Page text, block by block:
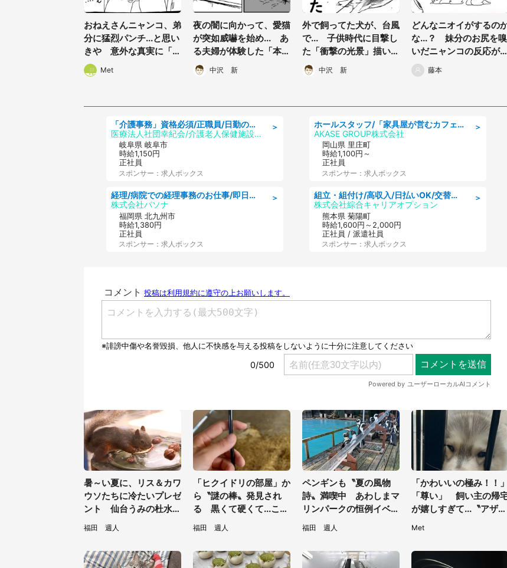
おねえさんニャンコ、弟
分に猛烈パンチ...と思い
きや 意外な真実に「な
にこの平和すぎる世界」
Met
夜の闇に向かって、愛猫
が突如威嚇を始め... あ
る夫婦が体験した「本当
にあった怖い話」に泣い
ちゃいそう
中沢 新
外で飼ってた犬が、台風
で... 子供時代に目撃し
た「衝撃の光景」描いた
漫画に反響
中沢 新
どんなニオイがするの
な...？ 妹分のお尻を嗅
いだニャンコの反応がお
もしろカワイイ
藤本
＞
「介護事務」資格必須/正職員/日勤のみ/介護老人保健施設
医療法人社団幸紀会/介護老人保健施設 グリーンビラ安江
岐阜県 岐阜市
時給1,150円
正社員
スポンサー：求人ボックス
＞
経理/病院での経理事務のお仕事/即日勤務可/車通勤可/経理/一般事務
株式会社パソナ
福岡県 北九州市
時給1,380円
正社員
スポンサー：求人ボックス
＞
ホールスタッフ/「家具屋が営むカフェスタッフ!」週2日～OK!嬉しいまかない付き/岡山県/浅口郡里庄町
AKASE GROUP株式会社
岡山県 里庄町
時給1,100円～
正社員
スポンサー：求人ボックス
＞
組立・組付け/高収入/日払いOK/交替制/20・30・40代活躍中/製造 工場
株式会社綜合キャリアオプション
熊本県 菊陽町
時給1,600円～2,000円
正社員 / 派遣社員
スポンサー：求人ボックス
暑～い夏に、リス＆カワ
ウソたちに冷たいプレゼ
ント 仙台うみの杜水族
館の企画がやさしい【7
／31～8／23】
福田 週人
「ヒクイドリの部屋」か
ら〝謎の棒〟発見され
る 黒くて硬くて...これ
は何？動物園に聞く
福田 週人
ペンギンも〝夏の風物
詩〟満喫中 あわしまマ
リンパークの恒例イベン
トに2.2万興奮「ずっと
見てたい」
福田 週人
「かわいいの極み！！」
「尊い」 飼い主の帰
が嬉しすぎて...〝アザラ
Met